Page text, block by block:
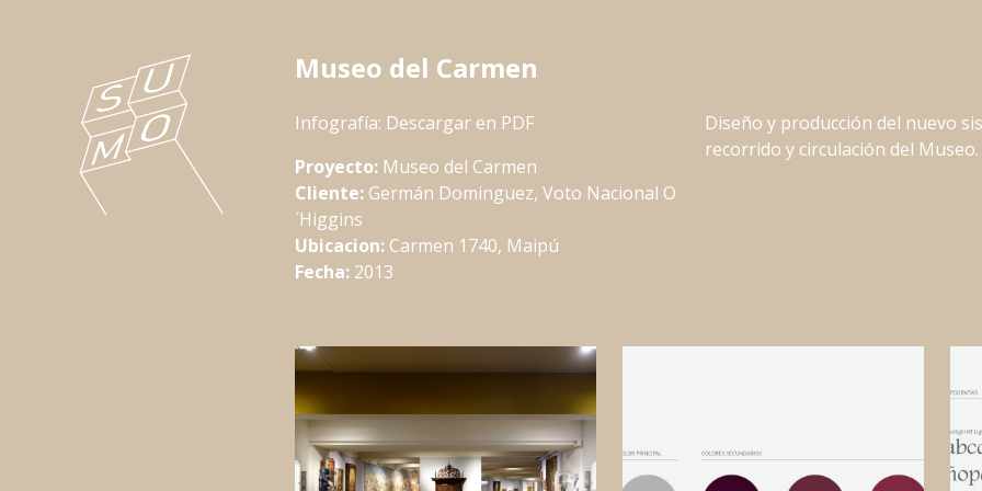
Museo del Carmen
Infografía: Descargar en PDF
Proyecto: Museo del Carmen
Cliente: Germán Dominguez, Voto Nacional O
´Higgins
Ubicacion: Carmen 1740, Maipú
Fecha: 2013
Diseño y producción del nuevo
recorrido y circulación del Museo.